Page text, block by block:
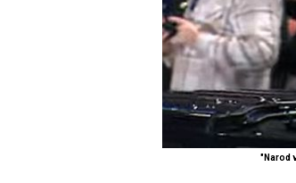
"Narod